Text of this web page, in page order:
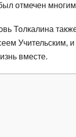
отмечен
Толкалина
Учительским,
вместе.